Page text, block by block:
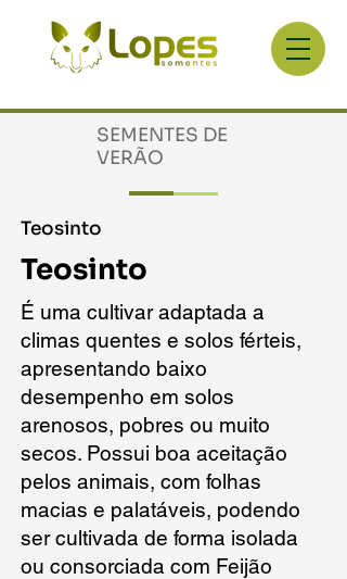
SEMENTES DE
VERÃO
Teosinto
Teosinto
É uma cultivar adaptada a
climas quentes e solos férteis,
apresentando baixo
desempenho em solos
arenosos, pobres ou muito
secos. Possui boa aceitação
pelos animais, com folhas
macias e palatáveis, podendo
ser cultivada de forma isolada
ou consorciada com Feijão